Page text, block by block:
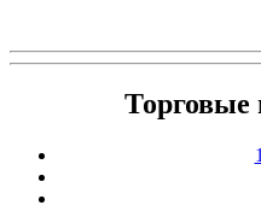
Торговые